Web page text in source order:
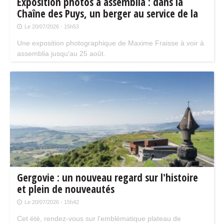
Chaîne des Puys, un berger au service de la
biodiversité
Le 20/07/2026 - 15h53
Une exposition photographique de Maxime Fraisse à voir à
assemblia jusqu'au 25 août.
Gergovie : un nouveau regard sur l'histoire
et plein de nouveautés
Le 20/07/2026 - 15h42
Cet été, rendez-vous sur l'emblématique plateau de